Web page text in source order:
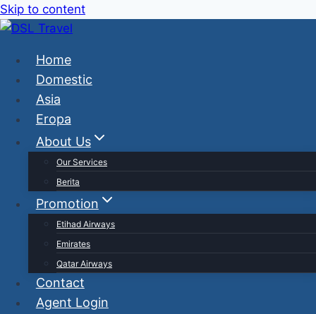
Skip to content
Home
Domestic
Asia
Eropa
About Us
Our Services
Berita
Promotion
Etihad Airways
Emirates
Qatar Airways
Contact
Agent Login